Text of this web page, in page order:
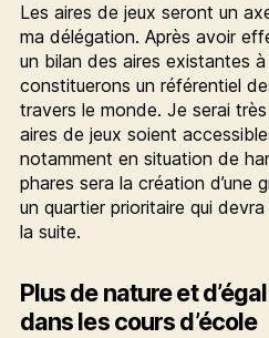
Les aires de jeux seront un
ma délégation. Après avoir
un bilan des aires existantes
constituerons un référentiel
travers le monde. Je serai
aires de jeux soient
notamment en situation de
phares sera la création d’une
un quartier prioritaire qui
la suite.
Plus de nature et
dans les cours d’école